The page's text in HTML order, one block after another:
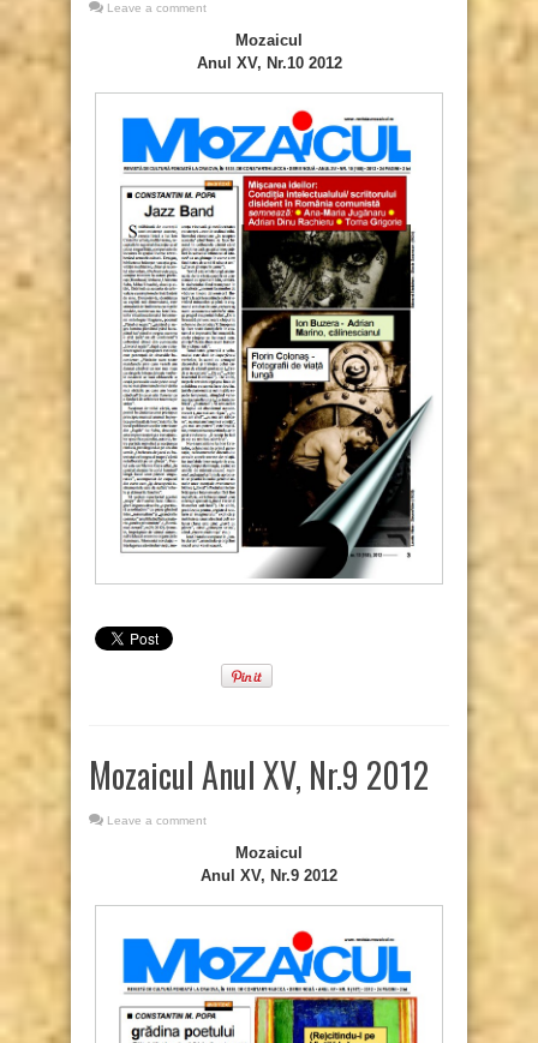
Leave a comment
Mozaicul
Anul XV, Nr.10 2012
Mozaicul Anul XV, Nr.9 2012
Leave a comment
Mozaicul
Anul XV, Nr.9 2012